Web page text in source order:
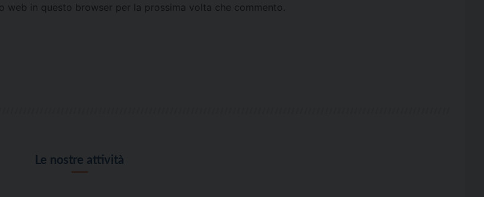
web in questo browser per la prossima volta che commento.
Le nostre attività